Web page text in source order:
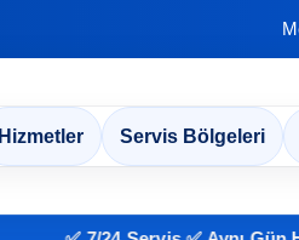
Hizmetler Servis Bölgeleri